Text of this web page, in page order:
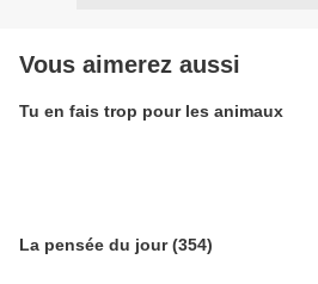
Vous aimerez aussi
Tu en fais trop pour les animaux
La pensée du jour (354)